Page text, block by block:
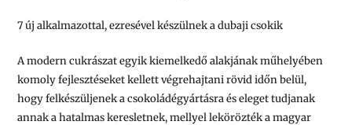
7 új alkalmazottal, ezresével készülnek a dubaji csokik
A modern cukrászat egyik kiemelkedő alakjának műhelyében
komoly fejlesztéseket kellett végrehajtani rövid időn belül,
hogy felkészüljenek a csokoládégyártásra és eleget tudjanak
annak a hatalmas keresletnek, mellyel lekörözték a magyar